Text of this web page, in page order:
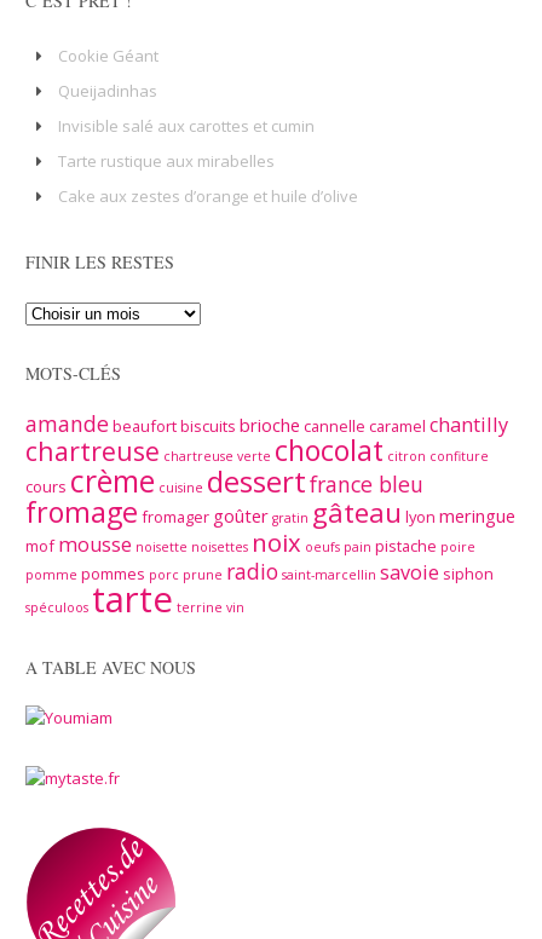
Cookie Géant
Queijadinhas
Invisible salé aux carottes et cumin
Tarte rustique aux mirabelles
Cake aux zestes d’orange et huile d’olive
FINIR LES RESTES
MOTS-CLÉS
amandebeaufortbiscuits brioche cannelle caramel chantilly
chartreuse chartreuse verte chocolat citron confiture
cours crème cuisine dessertfrance bleu
fromage fromager goûter gratin gâteau lyon meringue
mof mousse noisette noisettes noix oeufs pain pistache poire
pomme pommes porc prune radio saint-marcellin savoie siphon
spéculoos tarte terrine vin
A TABLE AVEC NOUS